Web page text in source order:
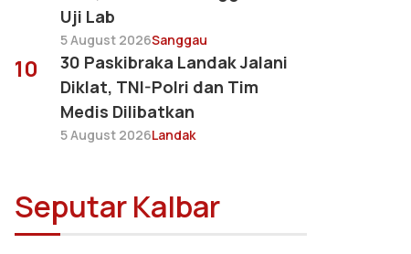
Uji Lab
5 August 2026Sanggau
10
30 Paskibraka Landak Jalani
Diklat, TNI-Polri dan Tim
Medis Dilibatkan
5 August 2026Landak
Seputar Kalbar